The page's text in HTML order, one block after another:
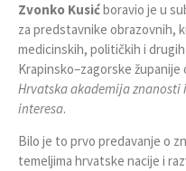
Zvonko Kusićboravio je u
za predstavnike obrazovnih,
medicinskih, političkih i
Krapinsko–zagorske
Hrvatska akademija
interesa.
Bilo je to prvo predavanje o
temeljima hrvatske nacije i